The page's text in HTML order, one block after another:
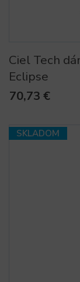
Ciel Tech
Eclipse
70,73 €
SKLADOM